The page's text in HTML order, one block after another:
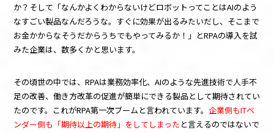
か？そして「なんかよくわからないけどロボットってことはAIのよう
なすごい製品なんだろうな。すぐに効果が出るみたいだし、そこまで
お金かからなそうだからうちでもやってみるか！」とRPAの導入を試
みた企業は、数多くかと思います。
その頃世の中では、RPAは業務効率化、AIのような先進技術で人手不
足の改善、働き方改革の促進が簡単にできる製品として期待されてい
たのです。これがRPA第一次ブームと言われています。 企業側もITベ
ンダー側も「期待以上の期待」をしてしまった と言えるのではないで